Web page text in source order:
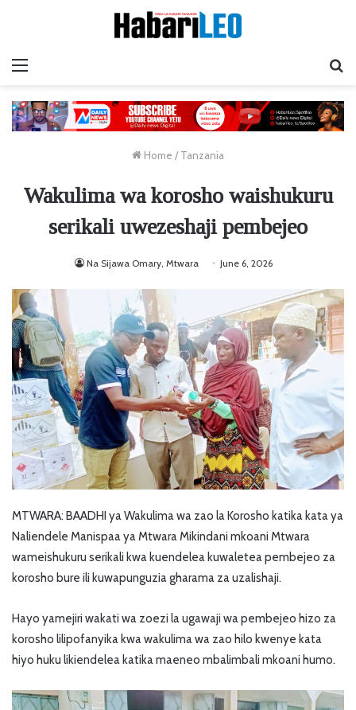
Home / Tanzania
Wakulima wa korosho waishukuru
serikali uwezeshaji pembejeo
Na Sijawa Omary, Mtwara June 6, 2026
MTWARA: BAADHI ya Wakulima wa zao la Korosho katika kata ya
Naliendele Manispaa ya Mtwara Mikindani mkoani Mtwara
wameishukuru serikali kwa kuendelea kuwaletea pembejeo za
korosho bure ili kuwapunguzia gharama za uzalishaji.
Hayo yamejiri wakati wa zoezi la ugawaji wa pembejeo hizo za
korosho lilipofanyika kwa wakulima wa zao hilo kwenye kata
hiyo huku likiendelea katika maeneo mbalimbali mkoani humo.